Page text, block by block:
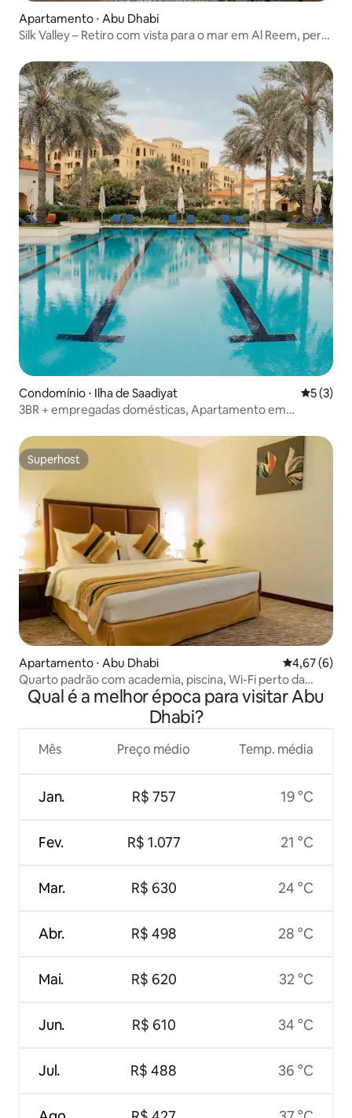
Apartamento ⋅ Abu Dhabi
Silk Valley – Retiro com vista para o mar em Al Reem, perto
Condomínio ⋅ Ilha de Saadiyat 5 de
5 (3)
3BR + empregadas domésticas, Apartamento em
Superhost
Superhost
Apartamento ⋅ Abu Dhabi 4,67 de uma
4,67 (6)
Quarto padrão com academia, piscina, Wi-Fi perto da
praia de Abu Dhabi
Qual é a melhor época para visitar Abu
Dhabi?
Mês
Jan.
Fev.
Mar.
Abr.
Mai.
Jun.
Jul.
Preço médio
R$ 757
R$ 1.077
R$ 630
R$ 498
R$ 620
R$ 610
R$ 488
Temp. média
19 °C
21 °C
24 °C
28 °C
32 °C
34 °C
36 °C